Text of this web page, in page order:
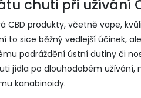
chuti při užívání
CBD produkty, včetně vape,
to sice běžný vedlejší účinek,
podráždění ústní dutiny či
jídla po dlouhodobém užívání,
kanabinoidy.